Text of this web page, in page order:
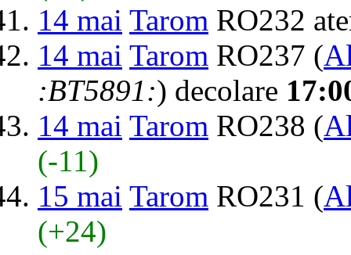
14 mai Tarom RO232
14 mai Tarom RO237 (
:BT5891:) decolare
14 mai Tarom RO238 (
(-11)
15 mai Tarom RO231 (
(+24)